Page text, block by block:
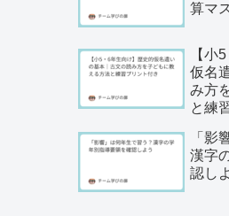
算マ
【小
仮名
み方
と練
「影
漢字
認し